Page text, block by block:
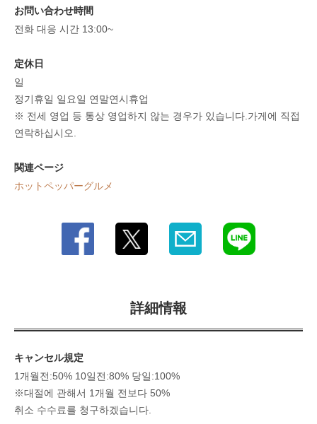
お問い合わせ時間
전화 대응 시간 13:00~
定休日
일
정기휴일 일요일 연말연시휴업
※ 전세 영업 등 통상 영업하지 않는 경우가 있습니다.가게에 직접
연락하십시오.
関連ページ
ホットペッパーグルメ
詳細情報
キャンセル規定
1개월전:50% 10일전:80% 당일:100%
※대절에 관해서 1개월 전보다 50%
취소 수수료를 청구하겠습니다.